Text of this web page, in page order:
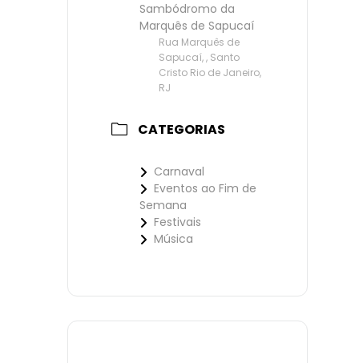
Sambódromo da
Marquês de Sapucaí
Rua Marquês de
Sapucaí, , Santo
Cristo Rio de Janeiro,
RJ
CATEGORIAS
Carnaval
Eventos ao Fim de
Semana
Festivais
Música